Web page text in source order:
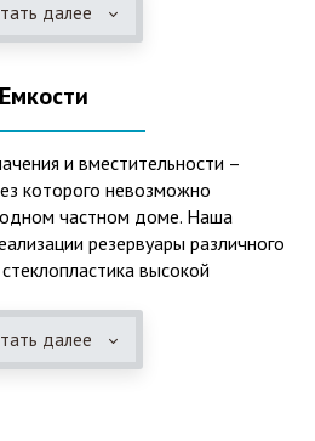
очистка канализационных
пластиковых и
грунта (даже в
гарантирует отсутствие
далее
Емкости
и вместительности –
которого невозможно
частном доме. Наша
резервуары различного
высокой
практического использования –
обустройство
далее